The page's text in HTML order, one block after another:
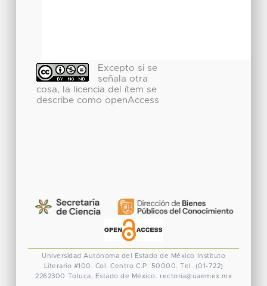
Excepto si se
señala otra
cosa, la licencia del ítem se
describe como openAccess
Universidad Autónoma del Estado de México
Instituto
Literario #100. Col. Centro C.P. 50000. Tel. (01-722)
2262300 Toluca, Estado de México. rectoria@uaemex.mx